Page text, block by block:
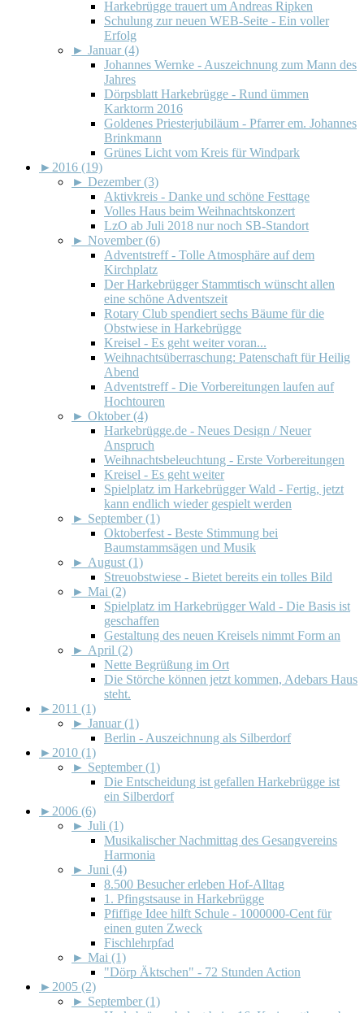
Harkebrügge trauert um Andreas Ripken
Schulung zur neuen WEB-Seite - Ein voller
Erfolg
► Januar (4)
Johannes Wernke - Auszeichnung zum Mann des
Jahres
Dörpsblatt Harkebrügge - Rund ümmen
Karktorm 2016
Goldenes Priesterjubiläum - Pfarrer em. Johannes
Brinkmann
Grünes Licht vom Kreis für Windpark
► 2016 (19)
► Dezember (3)
Aktivkreis - Danke und schöne Festtage
Volles Haus beim Weihnachtskonzert
LzO ab Juli 2018 nur noch SB-Standort
► November (6)
Adventstreff - Tolle Atmosphäre auf dem
Kirchplatz
Der Harkebrügger Stammtisch wünscht allen
eine schöne Adventszeit
Rotary Club spendiert sechs Bäume für die
Obstwiese in Harkebrügge
Kreisel - Es geht weiter voran...
Weihnachtsüberraschung: Patenschaft für Heilig
Abend
Adventstreff - Die Vorbereitungen laufen auf
Hochtouren
► Oktober (4)
Harkebrügge.de - Neues Design / Neuer
Anspruch
Weihnachtsbeleuchtung - Erste Vorbereitungen
Kreisel - Es geht weiter
Spielplatz im Harkebrügger Wald - Fertig, jetzt
kann endlich wieder gespielt werden
► September (1)
Oktoberfest - Beste Stimmung bei
Baumstammsägen und Musik
► August (1)
Streuobstwiese - Bietet bereits ein tolles Bild
► Mai (2)
Spielplatz im Harkebrügger Wald - Die Basis ist
geschaffen
Gestaltung des neuen Kreisels nimmt Form an
► April (2)
Nette Begrüßung im Ort
Die Störche können jetzt kommen, Adebars Haus
steht.
► 2011 (1)
► Januar (1)
Berlin - Auszeichnung als Silberdorf
► 2010 (1)
► September (1)
Die Entscheidung ist gefallen Harkebrügge ist
ein Silberdorf
► 2006 (6)
► Juli (1)
Musikalischer Nachmittag des Gesangvereins
Harmonia
► Juni (4)
8.500 Besucher erleben Hof-Alltag
1. Pfingstsause in Harkebrügge
Pfiffige Idee hilft Schule - 1000000-Cent für
einen guten Zweck
Fischlehrpfad
► Mai (1)
"Dörp Äktschen" - 72 Stunden Action
► 2005 (2)
► September (1)